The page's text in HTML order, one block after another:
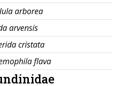
arborea
arvensis
cristata
flava